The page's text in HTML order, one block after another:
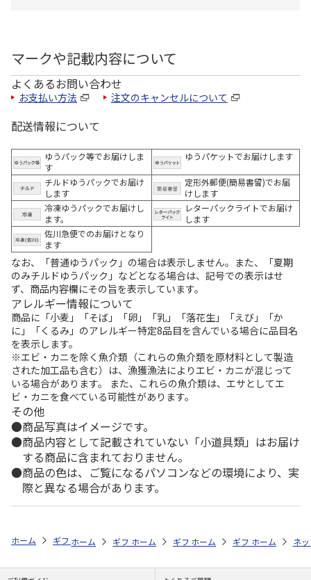
マークや記載内容について
よくあるお問い合わせ
お支払い方法 注文のキャンセルについて
配送情報について
ゆうパック等でお届けしま
す
ゆうパケットでお届けします
チルドゆうパックでお届け
します
定形外郵便(簡易書留)でお届
けします
冷凍ゆうパックでお届けし
ます。
レターパックライトでお届け
します
佐川急便でのお届けとなり
ます
なお、「普通ゆうパック」の場合は表示しません。また、「夏期
のみチルドゆうパック」などとなる場合は、記号での表示はせ
ず、商品内容欄にその旨を表示しています。
アレルギー情報について
商品に「小麦」「そば」「卵」「乳」「落花生」「えび」「か
に」「くるみ」のアレルギー特定8品目を含んでいる場合に品目名
を表示します。
※エビ・カニを除く魚介類（これらの魚介類を原材料として製造
された加工品も含む）は、漁獲漁法によりエビ・カニが混じって
いる場合があります。 また、これらの魚介類は、エサとしてエ
ビ・カニを食べている可能性があります。
その他
商品写真はイメージです。
商品内容として記載されていない「小道具類」はお届け
する商品に含まれておりません。
商品の色は、ご覧になるパソコンなどの環境により、実
際と異なる場合があります。
ホーム ギフトストア お中元・夏ギフト特集 2026 ハム・お肉 ＜
ホーム ギフトストア お中元・夏ギフト特集 2026
ホーム ギフトストア お中元・夏ギフト
ホーム ギフトストア お
ホーム ネ